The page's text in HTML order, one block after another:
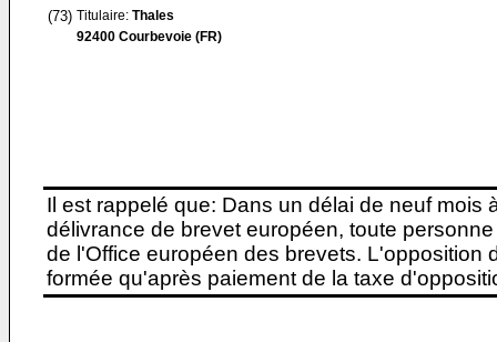
(73) Titulaire: Thales
92400 Courbevoie (FR)
Il est rappelé que: Dans un délai de neuf
délivrance de brevet européen, toute
de l'Office européen des brevets. L'opposition
formée qu'après paiement de la taxe